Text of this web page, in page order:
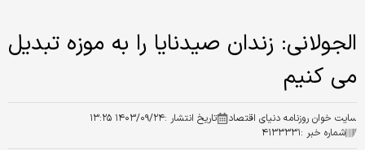
الجولانی: زندان صیدنایا را به موزه تبدیل
می کنیم
سایت خوان روزنامه دنیای اقتصاد تاریخ انتشار :۱۴۰۳/۰۹/۲۴ ۱۳:۲۵
شماره خبر :۴۱۳۳۳۳۱